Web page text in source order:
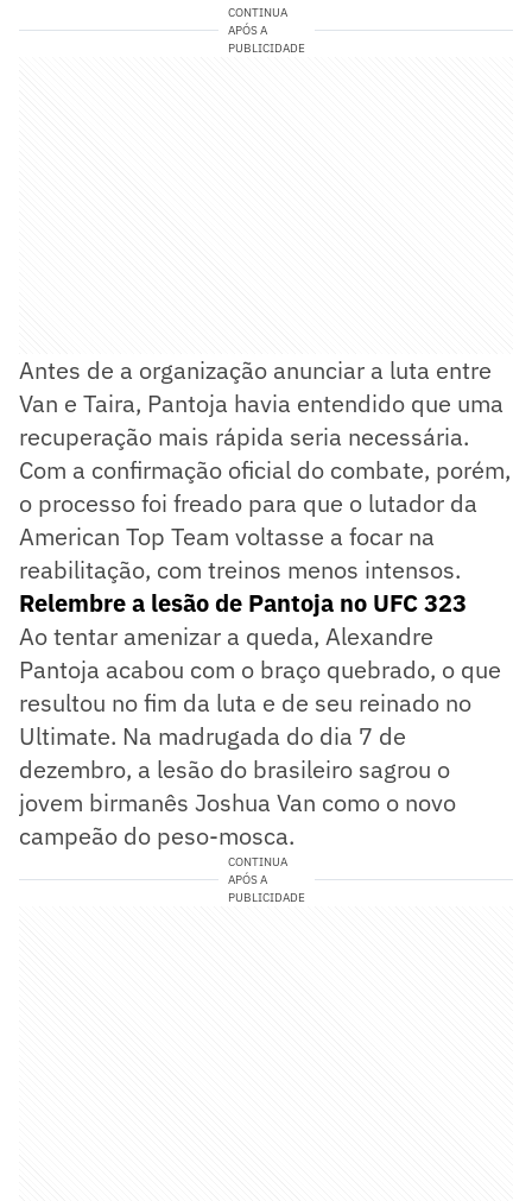
CONTINUA
APÓS A
PUBLICIDADE
Antes de a organização anunciar a luta entre
Van e Taira, Pantoja havia entendido que uma
recuperação mais rápida seria necessária.
Com a confirmação oficial do combate, porém,
o processo foi freado para que o lutador da
American Top Team voltasse a focar na
reabilitação, com treinos menos intensos.
Relembre a lesão de Pantoja no UFC 323
Ao tentar amenizar a queda, Alexandre
Pantoja acabou com o braço quebrado, o que
resultou no fim da luta e de seu reinado no
Ultimate. Na madrugada do dia 7 de
dezembro, a lesão do brasileiro sagrou o
jovem birmanês Joshua Van como o novo
campeão do peso-mosca.
CONTINUA
APÓS A
PUBLICIDADE